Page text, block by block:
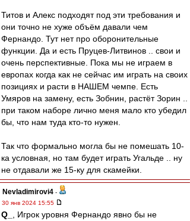
Титов и Алекс подходят под эти требования и
они точно не хуже объём давали чем
Фернандо. Тут нет про оборонительные
функции. Да и есть Пруцев-Литвинов .. свои и
очень перспективные. Пока мы не играем в
европах когда как не сейчас им играть на своих
позициях и расти в НАШЕМ чемпе. Есть
Умяров на замену, есть Зобнин, растёт Зорин ..
при таком наборе лично меня мало кто убедил
бы, что нам туда кто-то нужен.
Так что формально могла бы не помешать 10-
ка условная, но там будет играть Угальде .. ну
не отдавали же 15-ку для скамейки.
Nevladimirovi4 -
30 янв 2024 15:55
Q_
, Игрок уровня Фернандо явно бы не